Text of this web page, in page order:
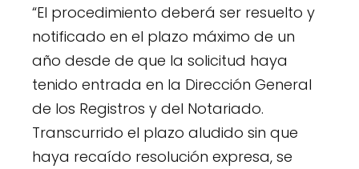
“El procedimiento deberá ser resuelto y
notificado en el plazo máximo de un
año desde de que la solicitud haya
tenido entrada en la Dirección General
de los Registros y del Notariado.
Transcurrido el plazo aludido sin que
haya recaído resolución expresa, se